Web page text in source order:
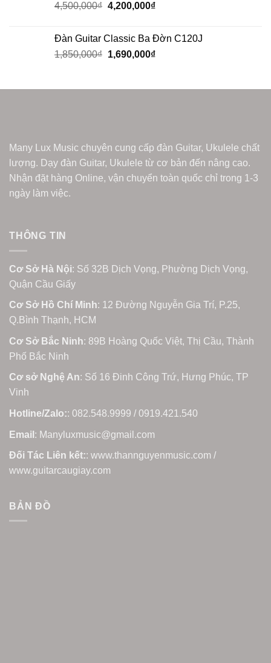
4,500,000₫ 4,200,000₫
Đàn Guitar Classic Ba Đờn C120J
1,850,000₫ 1,690,000₫
Many Lux Music chuyên cung cấp đàn Guitar, Ukulele chất
lượng. Dạy đàn Guitar, Ukulele từ cơ bản đến nâng cao.
Nhận đặt hàng Online, vận chuyển toàn quốc chỉ trong 1-3
ngày làm việc.
THÔNG TIN
Cơ Sở Hà Nội: Số 32B Dịch Vọng, Phường Dịch Vọng,
Quận Cầu Giấy
Cơ Sở Hồ Chí Minh: 12 Đường Nguyễn Gia Trí, P.25,
Q.Bình Thạnh, HCM
Cơ Sở Bắc Ninh: 89B Hoàng Quốc Việt, Thị Cầu, Thành
Phố Bắc Ninh
Cơ sở Nghệ An: Số 16 Đinh Công Trứ, Hưng Phúc, TP
Vinh
Hotline/Zalo:: 082.548.9999 / 0919.421.540
Email : Manyluxmusic@gmail.com
Đối Tác Liên kết:: www.thannguyenmusic.com /
www.guitarcaugiay.com
BẢN ĐỒ